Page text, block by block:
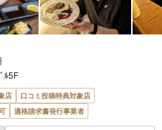
ﾙ5F
店
口コミ投稿特典対象店
適格請求書発行事業者